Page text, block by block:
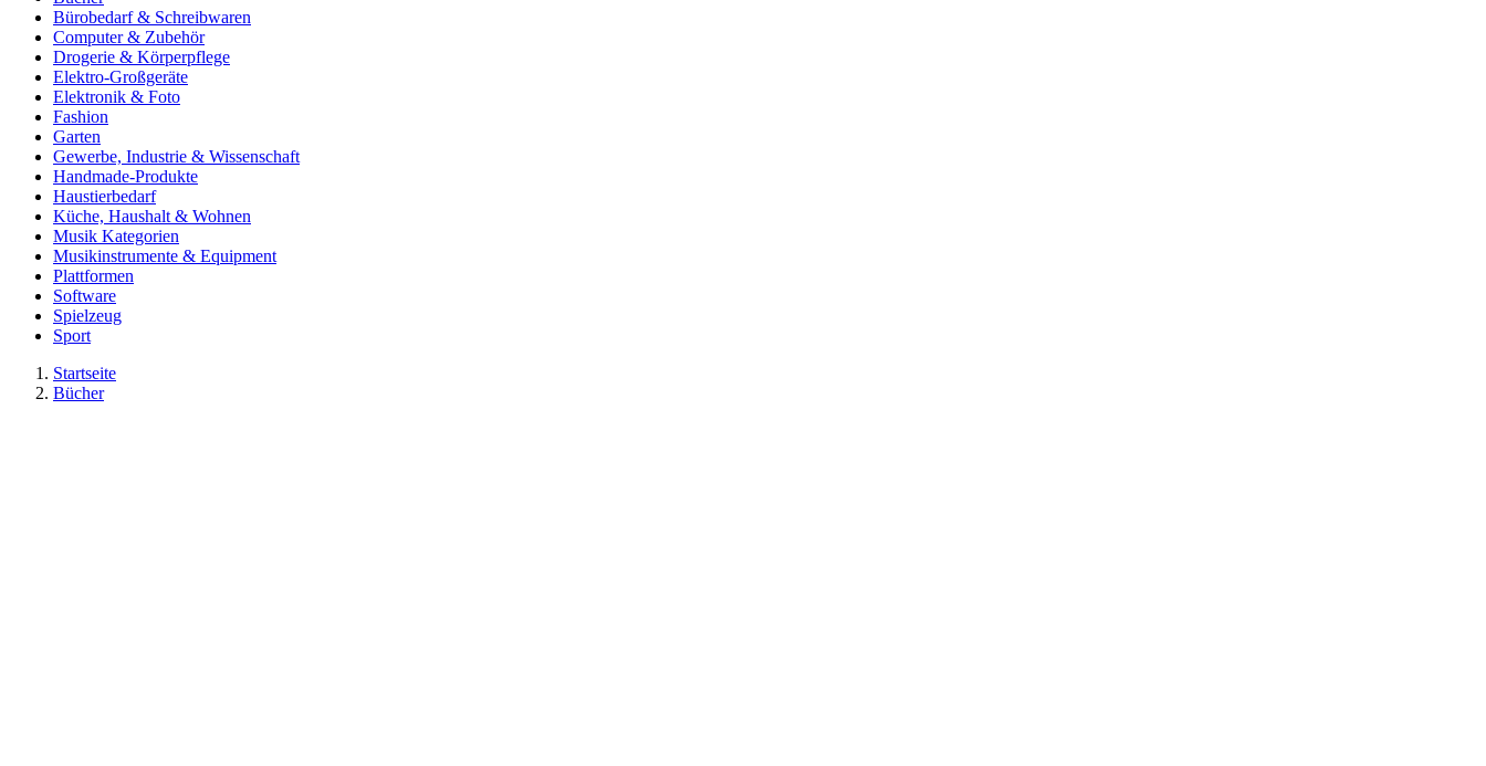
Bürobedarf & Schreibwaren
Computer & Zubehör
Drogerie & Körperpflege
Elektro-Großgeräte
Elektronik & Foto
Fashion
Garten
Gewerbe, Industrie & Wissenschaft
Handmade-Produkte
Haustierbedarf
Küche, Haushalt & Wohnen
Musik Kategorien
Musikinstrumente & Equipment
Plattformen
Software
Spielzeug
Sport
Startseite
Bücher